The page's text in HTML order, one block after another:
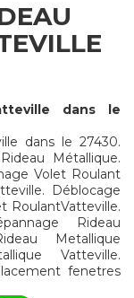
dans le
dans le 27430.
Métallique.
Volet Roulant
Déblocage
RoulantVatteville.
Rideau
Metallique
Vatteville.
fenetres